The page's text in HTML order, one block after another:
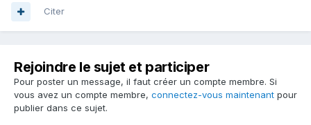
Citer
Rejoindre le sujet et participer
Pour poster un message, il faut créer un compte membre. Si
vous avez un compte membre, connectez-vous maintenant pour
publier dans ce sujet.